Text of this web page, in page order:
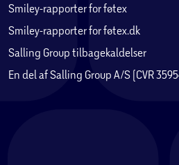
Smiley-rapporter for føtex
Smiley-rapporter for føtex.dk
Salling Group tilbagekaldelser
En del af Salling Group A/S (CVR